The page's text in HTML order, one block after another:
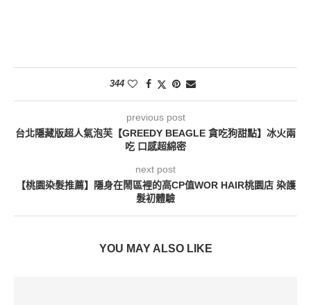
344
previous post
台北隱藏版超人氣泡芙【GREEDY BEAGLE 貪吃狗甜點】冰火兩
吃 口感超綿密
next post
【桃園染髮推薦】隱身在鬧區裡的高CP值WOR HAIR桃園店 染護
髮初體驗
YOU MAY ALSO LIKE